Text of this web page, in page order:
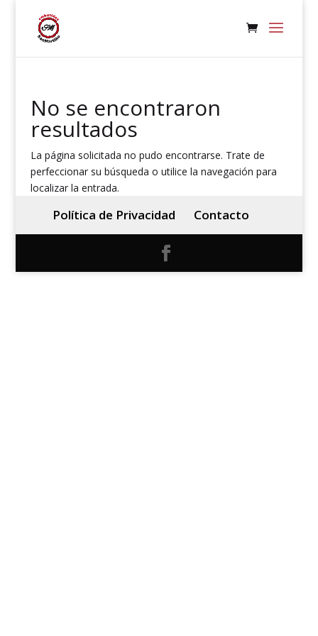
No se encontraron
resultados
La página solicitada no pudo encontrarse. Trate de
perfeccionar su búsqueda o utilice la navegación para
localizar la entrada.
Política de Privacidad Contacto